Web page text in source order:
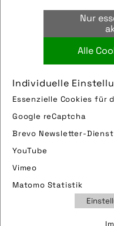
Nur
Alle
Individuelle
Essenzielle Cookies für
Google reCaptcha
Brevo Newsletter-Dienst
YouTube
Vimeo
Matomo Statistik
aluminium,
toolbox
Bild